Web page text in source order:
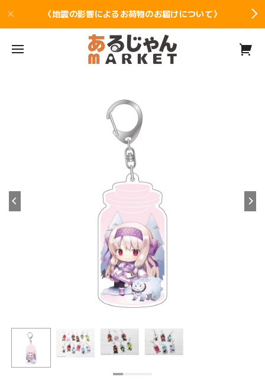
〈地震の影響によるお荷物のお届けについて〉